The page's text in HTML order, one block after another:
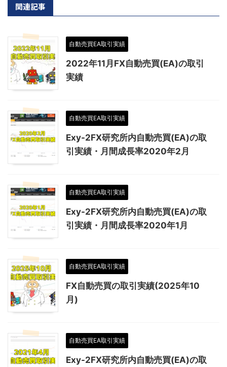
関連記事
自動売買EA取引実績
2022年11月FX自動売買(EA)の取引
実績
自動売買EA取引実績
Exy-2FX研究所内自動売買(EA)の取
引実績・月間成長率2020年2月
自動売買EA取引実績
Exy-2FX研究所内自動売買(EA)の取
引実績・月間成長率2020年1月
自動売買EA取引実績
FX自動売買の取引実績(2025年10
月)
自動売買EA取引実績
Exy-2FX研究所内自動売買(EA)の取